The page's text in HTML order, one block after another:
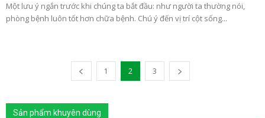
Một lưu ý ngắn trước khi chúng ta bắt đầu: như người ta thường nói,
phòng bệnh luôn tốt hơn chữa bệnh. Chú ý đến vị trí cột sống...
1 2 3
Sản phẩm khuyên dùng